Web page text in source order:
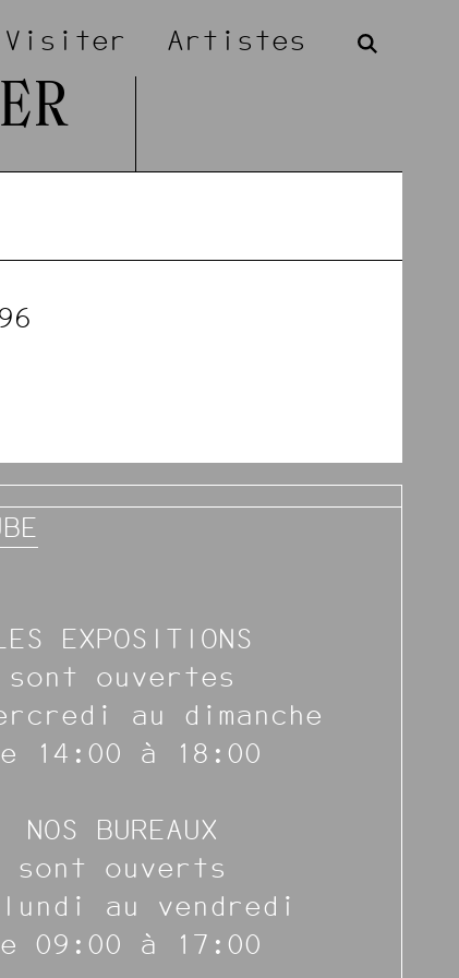
Visiter Artistes
EXPOSITIONS
sont ouvertes
au dimanche
14:00 à 18:00
NOS BUREAUX
sont ouverts
au vendredi
09:00 à 17:00